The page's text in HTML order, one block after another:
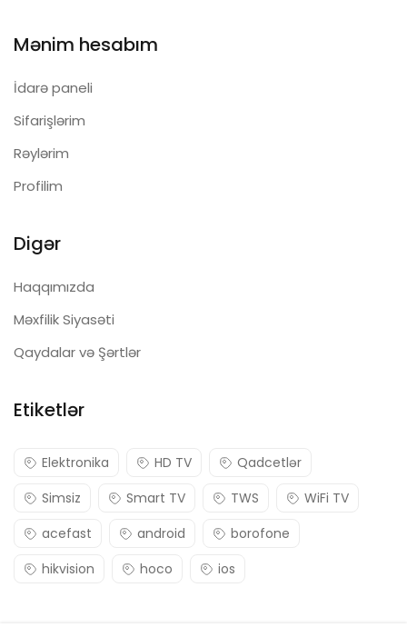
Mənim hesabım
İdarə paneli
Sifarişlərim
Rəylərim
Profilim
Digər
Haqqımızda
Məxfilik Siyasəti
Qaydalar və Şərtlər
Etiketlər
Elektronika HD TV
Qadcetlər
Simsiz
Smart TV TWS
WiFi TV
acefast
android
borofone
hikvision
hoco ios